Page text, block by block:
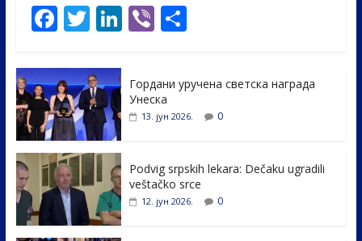
F
e
b
o
o
k
T
itt
er
Li
e
dI
Vi S
e
Гордани уручена светска награда
Унеска
13. јун 2026. 0
Podvig srpskih lekara: Dečaku ugradili
veštačko srce
12. јун 2026. 0